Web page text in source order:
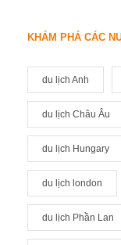
KHÁM PHÁ CÁC
du lịch Anh
du lịch Châu Âu
du lịch Hungary
du lịch london
du lịch Phần Lan